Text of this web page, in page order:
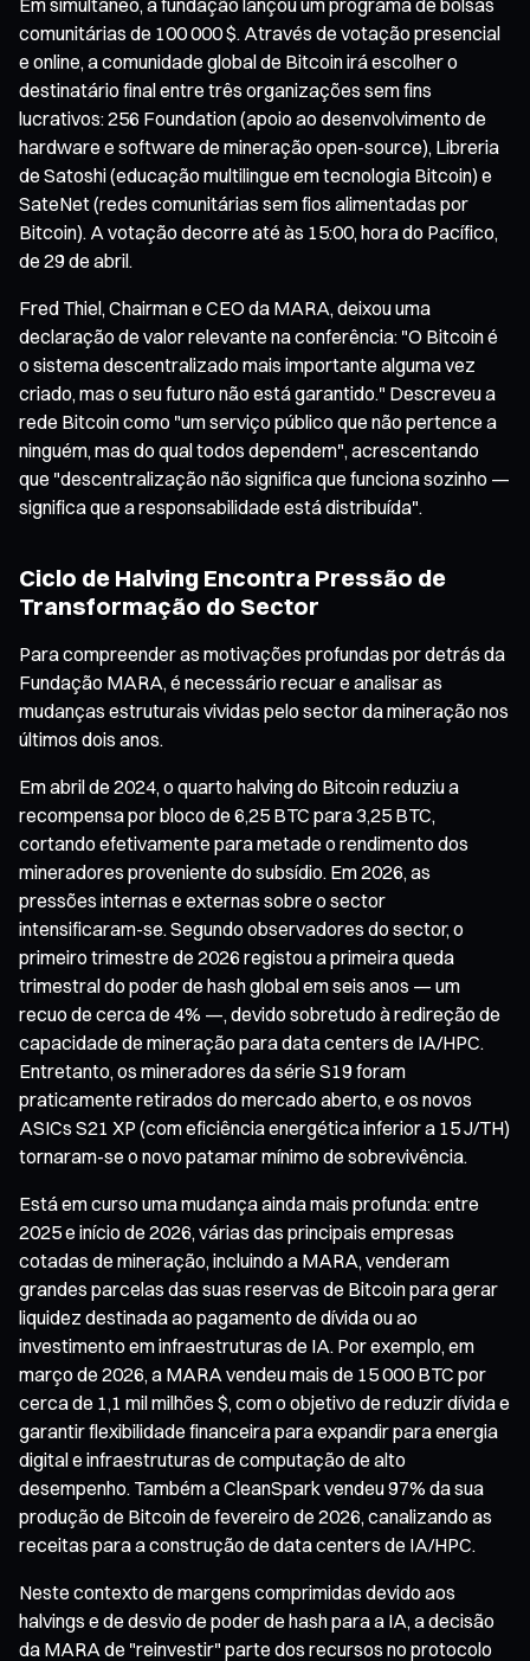
comunitárias de 100 000 $. Através de votação presencial
e online, a comunidade global de Bitcoin irá escolher o
destinatário final entre três organizações sem fins
lucrativos: 256 Foundation (apoio ao desenvolvimento de
hardware e software de mineração open-source), Libreria
de Satoshi (educação multilingue em tecnologia Bitcoin) e
SateNet (redes comunitárias sem fios alimentadas por
Bitcoin). A votação decorre até às 15:00, hora do Pacífico,
de 29 de abril.
Fred Thiel, Chairman e CEO da MARA, deixou uma
declaração de valor relevante na conferência: "O Bitcoin é
o sistema descentralizado mais importante alguma vez
criado, mas o seu futuro não está garantido." Descreveu a
rede Bitcoin como "um serviço público que não pertence a
ninguém, mas do qual todos dependem", acrescentando
que "descentralização não significa que funciona sozinho —
significa que a responsabilidade está distribuída".
Ciclo de Halving Encontra Pressão de
Transformação do Sector
Para compreender as motivações profundas por detrás da
Fundação MARA, é necessário recuar e analisar as
mudanças estruturais vividas pelo sector da mineração nos
últimos dois anos.
Em abril de 2024, o quarto halving do Bitcoin reduziu a
recompensa por bloco de 6,25 BTC para 3,25 BTC,
cortando efetivamente para metade o rendimento dos
mineradores proveniente do subsídio. Em 2026, as
pressões internas e externas sobre o sector
intensificaram-se. Segundo observadores do sector, o
primeiro trimestre de 2026 registou a primeira queda
trimestral do poder de hash global em seis anos — um
recuo de cerca de 4% —, devido sobretudo à redireção de
capacidade de mineração para data centers de IA/HPC.
Entretanto, os mineradores da série S19 foram
praticamente retirados do mercado aberto, e os novos
ASICs S21 XP (com eficiência energética inferior a 15 J/TH)
tornaram-se o novo patamar mínimo de sobrevivência.
Está em curso uma mudança ainda mais profunda: entre
2025 e início de 2026, várias das principais empresas
cotadas de mineração, incluindo a MARA, venderam
grandes parcelas das suas reservas de Bitcoin para gerar
liquidez destinada ao pagamento de dívida ou ao
investimento em infraestruturas de IA. Por exemplo, em
março de 2026, a MARA vendeu mais de 15 000 BTC por
cerca de 1,1 mil milhões $, com o objetivo de reduzir dívida e
garantir flexibilidade financeira para expandir para energia
digital e infraestruturas de computação de alto
desempenho. Também a CleanSpark vendeu 97% da sua
produção de Bitcoin de fevereiro de 2026, canalizando as
receitas para a construção de data centers de IA/HPC.
Neste contexto de margens comprimidas devido aos
halvings e de desvio de poder de hash para a IA, a decisão
da MARA de "reinvestir" parte dos recursos no protocolo